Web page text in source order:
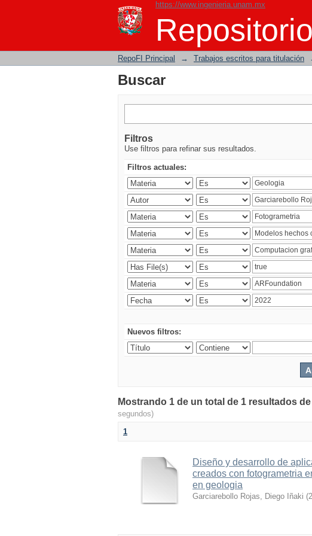
https://www.ingenieria.unam.mx
Buscar
RepoFI Principal → Trabajos escritos para titulación
Buscar
Filtros
Use filtros para refinar sus resultados.
Filtros actuales:
Nuevos filtros:
Mostrando 1 de un total de 1 resultados
segundos)
1
Diseño y desarrollo de
creados con fotogrametria
en geologia
Garciarebollo Rojas, Diego Iñaki (